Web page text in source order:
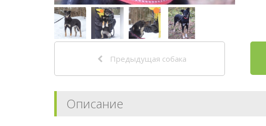
Предыдущая собака
Описание